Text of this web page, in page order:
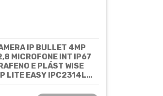
IP BULLET 4MP
MICROFONE INT IP67
E PLÁST WISE
LITE EASY IPC2314LE-
Cód: 8337